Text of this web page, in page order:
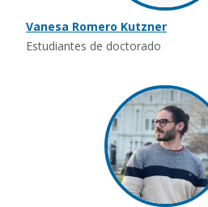
Vanesa Romero Kutzner
Estudiantes de doctorado